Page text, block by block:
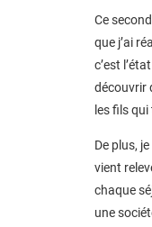
Ce
que j’ai
c’est
découvrir
les fils
De plus,
vient
chaque
une